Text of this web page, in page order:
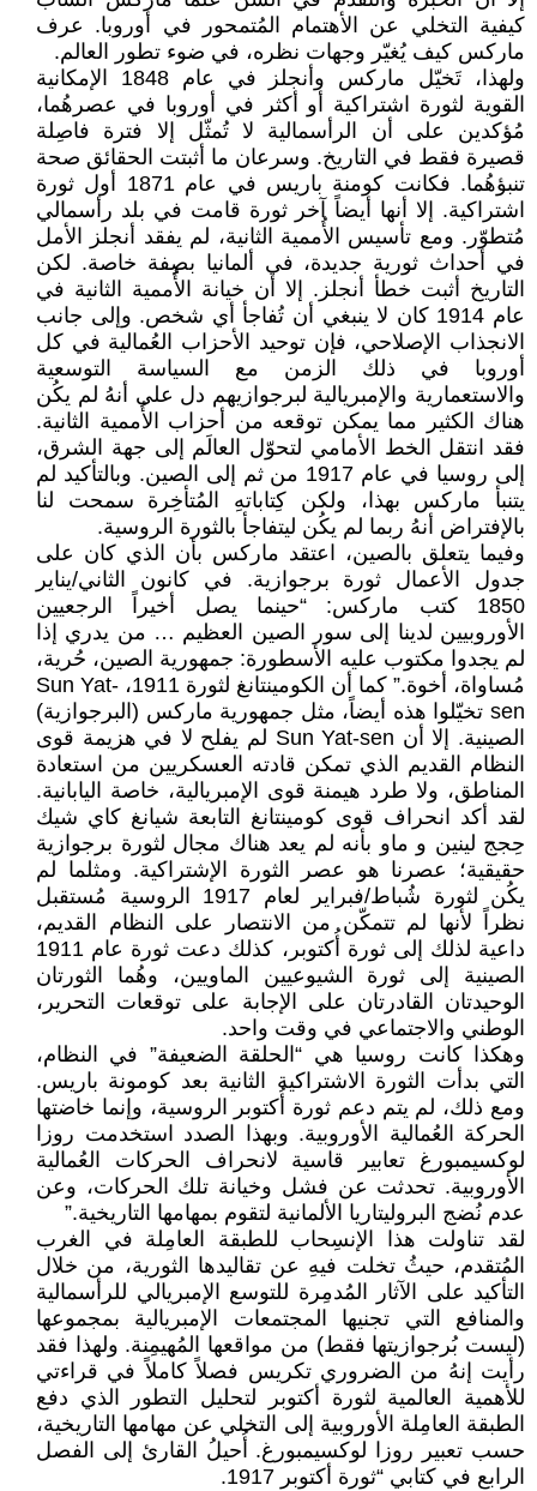
كيفية التخلي عن الأهتمام المُتمحور في أوروبا. عرف
ماركس كيف يُغيّر وجهات نظره، في ضوء تطور العالم.
ولهذا، تَخيّل ماركس وأنجلز في عام 1848 الإمكانية
القوية لثورة اشتراكية أو أكثر في أوروبا في عصرهُما،
مُؤكدين على أن الرأسمالية لا تُمثّل إلا فترة فاصِلة
قصيرة فقط في التاريخ. وسرعان ما أثبتت الحقائق صحة
تنبؤهُما. فكانت كومنة باريس في عام 1871 أول ثورة
اشتراكية. إلا أنها أيضاً آخر ثورة قامت في بلد رأسمالي
مُتطوّر. ومع تأسيس الأُممية الثانية، لم يفقد أنجلز الأمل
في أحداث ثورية جديدة، في ألمانيا بصِفة خاصة. لكن
التاريخ أثبت خطأ أنجلز. إلا أن خيانة الأُممية الثانية في
عام 1914 كان لا ينبغي أن تُفاجأ أي شخص. وإلى جانب
الانجذاب الإصلاحي، فإن توحيد الأحزاب العُمالية في كل
أوروبا في ذلك الزمن مع السياسة التوسعية
والاستعمارية والإمبريالية لبرجوازيهم دل على أنهُ لم يكُن
هناك الكثير مما يمكن توقعه من أحزاب الأُممية الثانية.
فقد انتقل الخط الأمامي لتحوّل العالَم إلى جهة الشرق،
إلى روسيا في عام 1917 من ثم إلى الصين. وبالتأكيد لم
يتنبأ ماركس بهذا، ولكن كِتاباتهِ المُتأخِرة سمحت لنا
بالإفتراض أنهُ ربما لم يكُن ليتفاجأ بالثورة الروسية.
وفيما يتعلق بالصين، اعتقد ماركس بأن الذي كان على
جدول الأعمال ثورة برجوازية. في كانون الثاني/يناير
1850 كتب ماركس: “حينما يصل أخيراً الرجعيين
الأوروبيين لدينا إلى سور الصين العظيم … من يدري إذا
لم يجدوا مكتوب عليه الأسطورة: جمهورية الصين، حُرية،
مُساواة، أخوة.” كما أن الكومينتانغ لثورة 1911، Sun Yat-
sen تخيّلوا هذه أيضاً، مثل جمهورية ماركس (البرجوازية)
الصينية. إلا أن Sun Yat-sen لم يفلح لا في هزيمة قوى
النظام القديم الذي تمكن قادته العسكريين من استعادة
المناطق، ولا طرد هيمنة قوى الإمبريالية، خاصة اليابانية.
لقد أكد انحراف قوى كومينتانغ التابعة شيانغ كاي شيك
حِجج لينين و ماو بأنه لم يعد هناك مجال لثورة برجوازية
حقيقية؛ عصرنا هو عصر الثورة الإشتراكية. ومثلما لم
يكُن لثورة شُباط/فبراير لعام 1917 الروسية مُستقبل
نظراً لأنها لم تتمكّن من الانتصار على النظام القديم،
داعية لذلك إلى ثورة أُكتوبر، كذلك دعت ثورة عام 1911
الصينية إلى ثورة الشيوعيين الماويين، وهُما الثورتان
الوحيدتان القادرتان على الإجابة على توقعات التحرير،
الوطني والاجتماعي في وقت واحد.
وهكذا كانت روسيا هي “الحلقة الضعيفة” في النظام،
التي بدأت الثورة الاشتراكية الثانية بعد كومونة باريس.
ومع ذلك، لم يتم دعم ثورة أُكتوبر الروسية، وإنما خاضتها
الحركة العُمالية الأوروبية. وبهذا الصدد استخدمت روزا
لوكسيمبورغ تعابير قاسية لانحراف الحركات العُمالية
الأوروبية. تحدثت عن فشل وخيانة تلك الحركات، وعن
عدم نُضج البروليتاريا الألمانية لتقوم بمهامها التاريخية.”
لقد تناولت هذا الإنسِحاب للطبقة العامِلة في الغرب
المُتقدم، حيثُ تخلت فيهِ عن تقاليدها الثورية، من خلال
التأكيد على الآثار المُدمِرة للتوسع الإمبريالي للرأسمالية
والمنافع التي تجنيها المجتمعات الإمبريالية بمجموعها
(ليست بُرجوازيتها فقط) من مواقعها المُهيمِنة. ولهذا فقد
رأيت إنهُ من الضروري تكريس فصلاً كاملاً في قراءتي
للأهمية العالمية لثورة أكتوبر لتحليل التطور الذي دفع
الطبقة العامِلة الأوروبية إلى التخلي عن مهامها التاريخية،
حسب تعبير روزا لوكسيمبورغ. أُحيلُ القارئ إلى الفصل
الرابع في كتابي “ثورة أكتوبر 1917.